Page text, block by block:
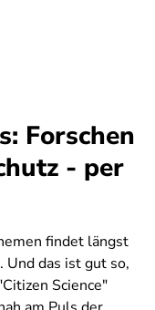
Forschen
- per
findet längst
das ist gut so,
Science"